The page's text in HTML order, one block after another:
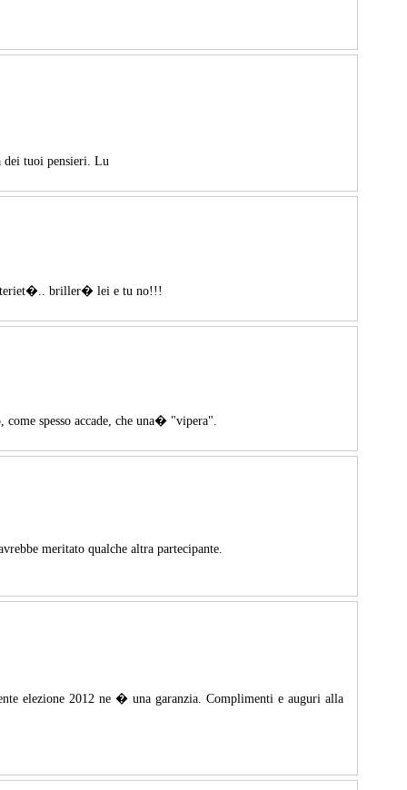
dei tuoi pensieri. Lu
briller� lei e tu no!!!
spesso accade, che una� "vipera".
meritato qualche altra partecipante.
elezione 2012 ne � una garanzia. Complimenti e auguri alla